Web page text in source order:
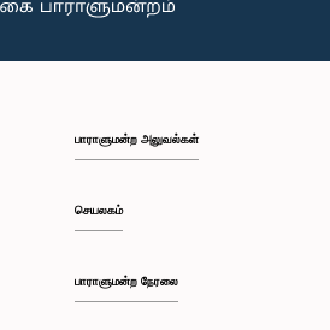
பாராளுமன்ற அலுவல்கள்
செயலகம்
பாராளுமன்ற நேரலை